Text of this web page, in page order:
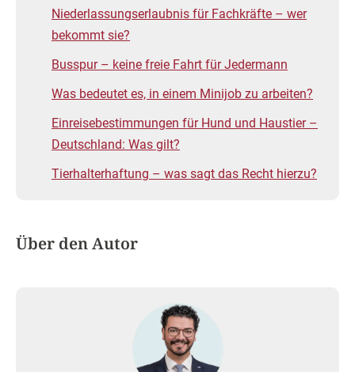
Niederlassungserlaubnis für Fachkräfte – wer
bekommt sie?
Busspur – keine freie Fahrt für Jedermann
Was bedeutet es, in einem Minijob zu arbeiten?
Einreisebestimmungen für Hund und Haustier –
Deutschland: Was gilt?
Tierhalterhaftung – was sagt das Recht hierzu?
Über den Autor